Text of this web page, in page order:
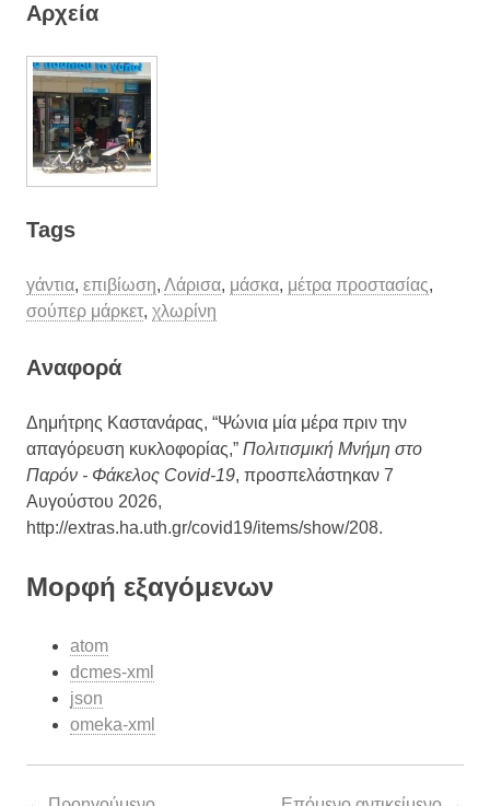
Αρχεία
Tags
γάντια, επιβίωση, Λάρισα, μάσκα, μέτρα προστασίας,
σούπερ μάρκετ, χλωρίνη
Aναφορά
Δημήτρης Καστανάρας, “Ψώνια μία μέρα πριν την
απαγόρευση κυκλοφορίας,” Πολιτισμική Μνήμη στο
Παρόν - Φάκελος Covid-19, προσπελάστηκαν 7
Αυγούστου 2026,
http://extras.ha.uth.gr/covid19/items/show/208.
Μορφή εξαγόμενων
atom
dcmes-xml
json
omeka-xml